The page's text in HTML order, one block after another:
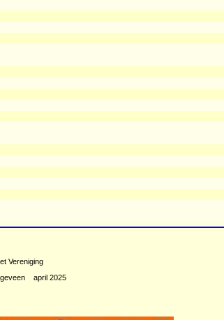
Vereniging
april 2025